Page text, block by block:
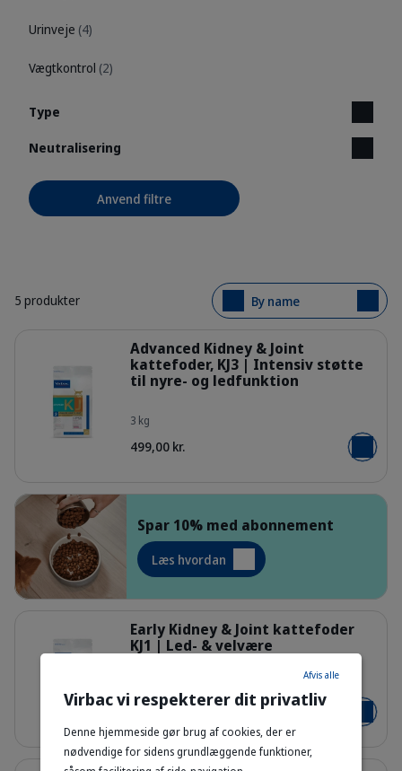
Urinveje (4)
Vægtkontrol (2)
Type
Neutralisering
Anvend filtre
5 produkter By name
Advanced Kidney & Joint
kattefoder, KJ3 | Intensiv støtte
til nyre- og ledfunktion
3 kg
499,00 kr. Læg i
Dog eating indoor
Spar 10% med abonnement
Læs hvordan
Early Kidney & Joint kattefoder
KJ1 | Led- & velvære
469,00 kr. Læg i
Virbac vi respekterer dit privatliv
Denne hjemmeside gør brug af cookies, der er
nødvendige for sidens grundlæggende funktioner,
Afvis alle